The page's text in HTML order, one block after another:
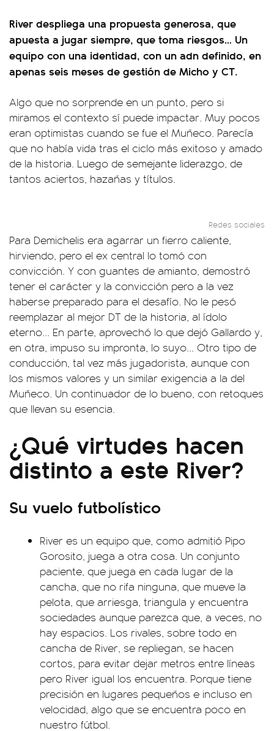
River despliega una propuesta generosa, que
apuesta a jugar siempre, que toma riesgos… Un
equipo con una identidad, con un adn definido, en
apenas seis meses de gestión de Micho y CT.
Algo que no sorprende en un punto, pero si
miramos el contexto sí puede impactar. Muy pocos
eran optimistas cuando se fue el Muñeco. Parecía
que no había vida tras el ciclo más exitoso y amado
de la historia. Luego de semejante liderazgo, de
tantos aciertos, hazañas y títulos.
Redes sociales
Para Demichelis era agarrar un fierro caliente,
hirviendo, pero el ex central lo tomó con
convicción. Y con guantes de amianto, demostró
tener el carácter y la convicción pero a la vez
haberse preparado para el desafío. No le pesó
reemplazar al mejor DT de la historia, al ídolo
eterno... En parte, aprovechó lo que dejó Gallardo y,
en otra, impuso su impronta, lo suyo... Otro tipo de
conducción, tal vez más jugadorista, aunque con
los mismos valores y un similar exigencia a la del
Muñeco. Un continuador de lo bueno, con retoques
que llevan su esencia.
¿Qué virtudes hacen
distinto a este River?
Su vuelo futbolístico
River es un equipo que, como admitió Pipo
Gorosito, juega a otra cosa. Un conjunto
paciente, que juega en cada lugar de la
cancha, que no rifa ninguna, que mueve la
pelota, que arriesga, triangula y encuentra
sociedades aunque parezca que, a veces, no
hay espacios. Los rivales, sobre todo en
cancha de River, se repliegan, se hacen
cortos, para evitar dejar metros entre líneas
pero River igual los encuentra. Porque tiene
precisión en lugares pequeños e incluso en
velocidad, algo que se encuentra poco en
nuestro fútbol.